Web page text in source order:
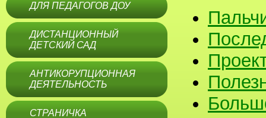
ДЛЯ ПЕДАГОГОВ ДОУ
ДИСТАНЦИОННЫЙ
ДЕТСКИЙ САД
АНТИКОРУПЦИОННАЯ
ДЕЯТЕЛЬНОСТЬ
СТРАНИЧКА